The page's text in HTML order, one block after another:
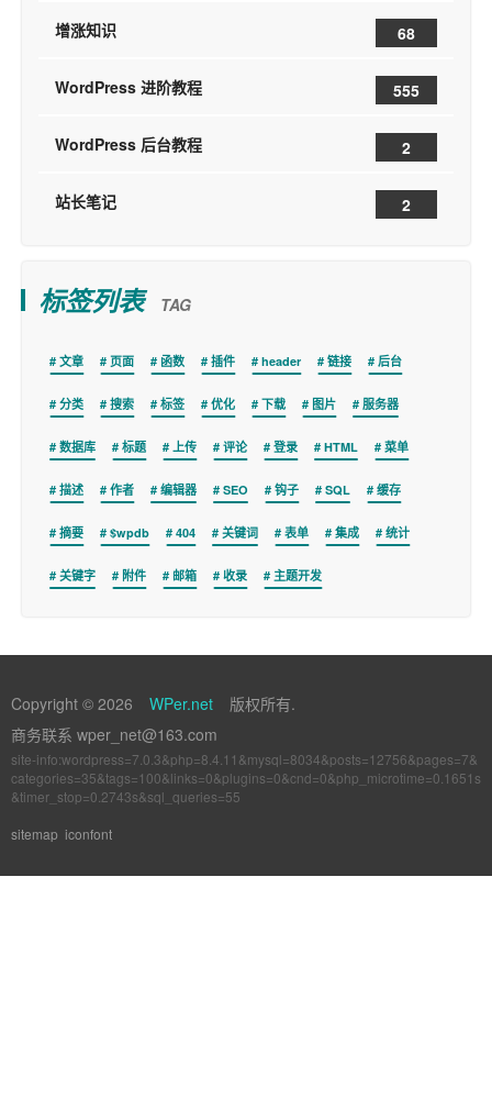
增涨知识 68
WordPress 进阶教程 555
WordPress 后台教程 2
站长笔记 2
标签列表 TAG
文章 页面 函数 插件 header 链接 后台
分类 搜索 标签 优化 下载 图片 服务器
数据库 标题 上传 评论 登录 HTML 菜单
描述 作者 编辑器 SEO 钩子 SQL 缓存
摘要 $wpdb 404 关键词 表单 集成 统计
关键字 附件 邮箱 收录 主题开发
Copyright © 2026 WPer.net
版权所有.
商务联系 wper_net@163.com
site-info:wordpress=7.0.3&php=8.4.11&mysql=8034&posts=12756&pages=7&
categories=35&tags=100&links=0&plugins=0&cnd=0&php_microtime=0.1651s
&timer_stop=0.2743s&sql_queries=55
sitemap iconfont